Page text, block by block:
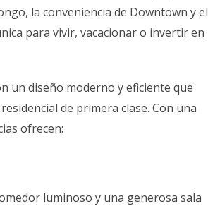
la conveniencia de Downtown y el
para vivir, vacacionar o invertir en
un diseño moderno y eficiente que
de primera clase. Con una
ofrecen:
luminoso y una generosa sala